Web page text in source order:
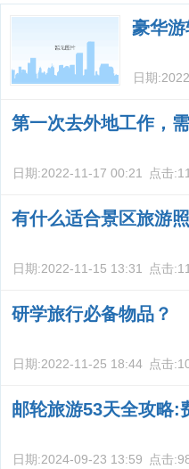
豪华
日期:
第一次去外地工作，
日期:2022-11-17 00:21 点击:
有什么适合景区旅游
日期:2022-11-15 13:31 点击:
研学旅行必备物品？
日期:2022-11-25 18:44 点击:
邮轮旅游53天全攻略:
日期:2024-09-23 13:59 点击: